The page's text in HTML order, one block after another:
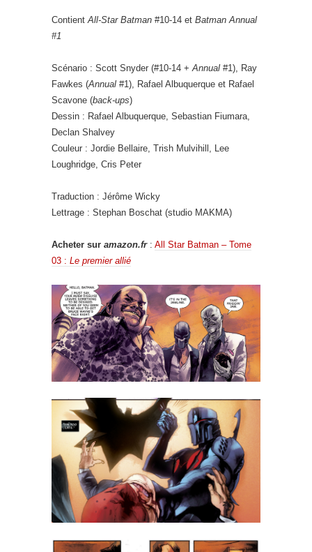
Contient All-Star Batman #10-14 et Batman Annual
#1
Scénario : Scott Snyder (#10-14 + Annual #1), Ray
Fawkes (Annual #1), Rafael Albuquerque et Rafael
Scavone (back-ups)
Dessin : Rafael Albuquerque, Sebastian Fiumara,
Declan Shalvey
Couleur : Jordie Bellaire, Trish Mulvihill, Lee
Loughridge, Cris Peter
Traduction : Jérôme Wicky
Lettrage : Stephan Boschat (studio MAKMA)
Acheter sur amazon.fr: All Star Batman – Tome
03 : Le premier allié